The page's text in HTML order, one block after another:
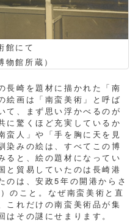
館にて
物館所蔵）
崎を題材に描かれた「南
絵画は「南蛮美術」と呼ば
て、まず思い浮かべるのが
に驚くほど充実しているか
蛮人」や「手を胸に天を見
染みの絵は、すべてこの博
ると、絵の題材になってい
と貿易していたのは長崎港
のは、安政5年の開港からさ
のこと。なぜ南蛮美術と直
これだけの南蛮美術品が集
はその謎にせまります。